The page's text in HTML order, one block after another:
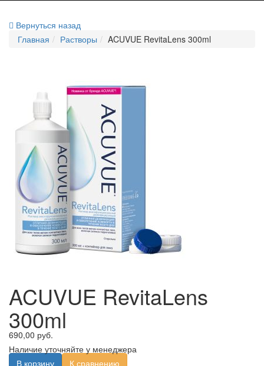
Вернуться назад
Главная
Растворы ACUVUE RevitaLens 300ml
ACUVUE RevitaLens
300ml
690,00 руб.
Наличие уточняйте у менеджера
В корзину
К сравнению